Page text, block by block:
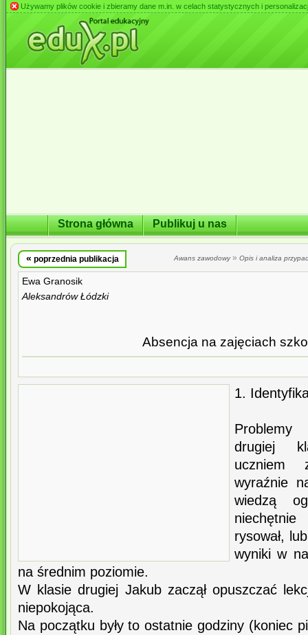
Używamy plików cookie i zbieramy dane m.in. w celach statystycznych i
Strona główna Publikuj u nas
« poprzednia publikacja Awans zawodowy» Opis i analiza
Ewa Granosik
Aleksandrów Łódzki
Absencja na zajęciach
1.
drugiej
uczniem
wyraźnie
wiedzą
niechętnie
rysował,
wyniki w
na średnim poziomie.
W klasie drugiej Jakub zaczął opuszczać
niepokojąca.
Na początku były to ostatnie godziny (koniec